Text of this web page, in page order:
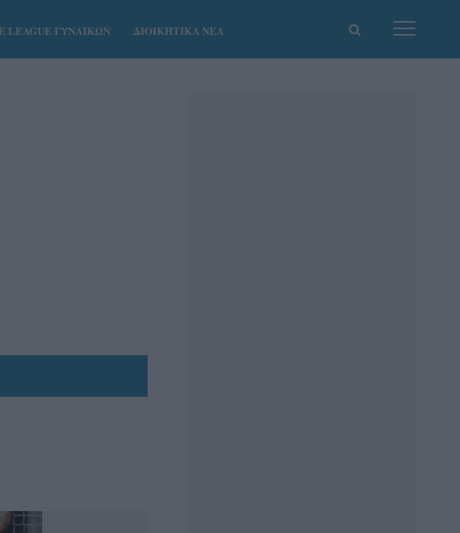
LEAGUE ΓΥΝΑΙΚΩΝ ΔΙΟΙΚΗΤΙΚΑ ΝΕΑ